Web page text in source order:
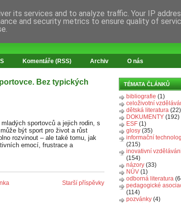
Komentáře (RSS) Archiv O nás
Bez typických
sportovců a jejich rodin, s
být sport pro život a růst
rozvinout – ale také tomu, jak
emocí, frustrace a
Starší příspěvky
TÉMATA ČLÁNKŮ
bibliografie (1)
celoživotní
dětská literatura (22)
DOKUMENTY (192)
ESF (1)
glosy (35)
informační
(215)
inovativní
(154)
názory (33)
NÚV (1)
odborná literatura
pedagogické
(114)
pozvánky (4)
its services and to analyze traffic. Your IP
and security metrics to ensure quality of